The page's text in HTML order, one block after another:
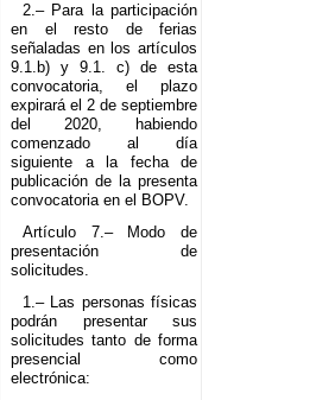
2.– Para la participación
en el resto de ferias
señaladas en los artículos
9.1.b) y 9.1. c) de esta
convocatoria, el plazo
expirará el 2 de septiembre
del 2020, habiendo
comenzado al día
siguiente a la fecha de
publicación de la presenta
convocatoria en el BOPV.
Artículo 7.– Modo de
presentación de
solicitudes.
1.– Las personas físicas
podrán presentar sus
solicitudes tanto de forma
presencial como
electrónica: